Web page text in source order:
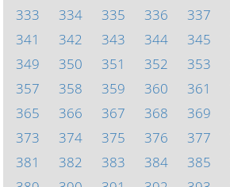
333
334 335 336 337
341
342 343 344 345
349
350 351 352 353
357
358 359 360 361
365
366 367 368 369
373
374 375 376 377
381
382 383 384 385